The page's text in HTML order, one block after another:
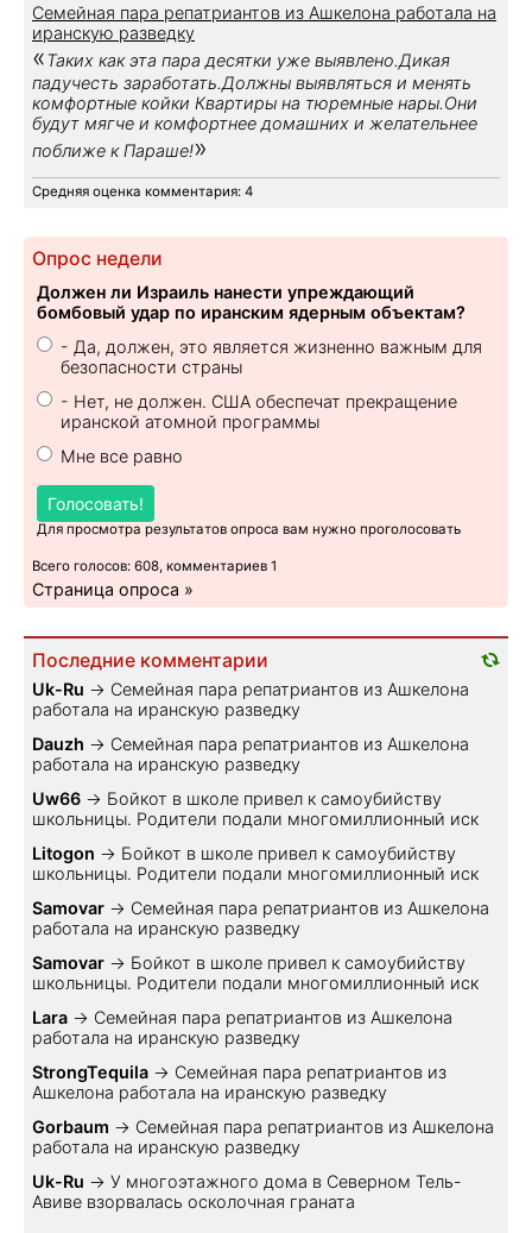
Семейная пара репатриантов из Ашкелона работала на
иранскую разведку
«Таких как эта пара десятки уже выявлено.Дикая
падучесть заработать.Должны выявляться и менять
комфортные койки Квартиры на тюремные нары.Они
будут мягче и комфортнее домашних и желательнее
поближе к Параше!»
Средняя оценка комментария: 4
Опрос недели
Должен ли Израиль нанести упреждающий
бомбовый удар по иранским ядерным объектам?
- Да, должен, это является жизненно важным для
безопасности страны
- Нет, не должен. США обеспечат прекращение
иранской атомной программы
Мне все равно
Голосовать!
Для просмотра результатов опроса вам нужно проголосовать
Всего голосов: 608, комментариев 1
Страница опроса »
Последние комментарии
Uk-Ru → Семейная пара репатриантов из Ашкелона
работала на иранскую разведку
Dauzh → Семейная пара репатриантов из Ашкелона
работала на иранскую разведку
Uw66 → Бойкот в школе привел к самоубийству
школьницы. Родители подали многомиллионный иск
Litogon → Бойкот в школе привел к самоубийству
школьницы. Родители подали многомиллионный иск
Samovar → Семейная пара репатриантов из Ашкелона
работала на иранскую разведку
Samovar → Бойкот в школе привел к самоубийству
школьницы. Родители подали многомиллионный иск
Lara → Семейная пара репатриантов из Ашкелона
работала на иранскую разведку
StrongTequila → Семейная пара репатриантов из
Ашкелона работала на иранскую разведку
Gorbaum → Семейная пара репатриантов из Ашкелона
работала на иранскую разведку
Uk-Ru → У многоэтажного дома в Северном Тель-
Авиве взорвалась осколочная граната